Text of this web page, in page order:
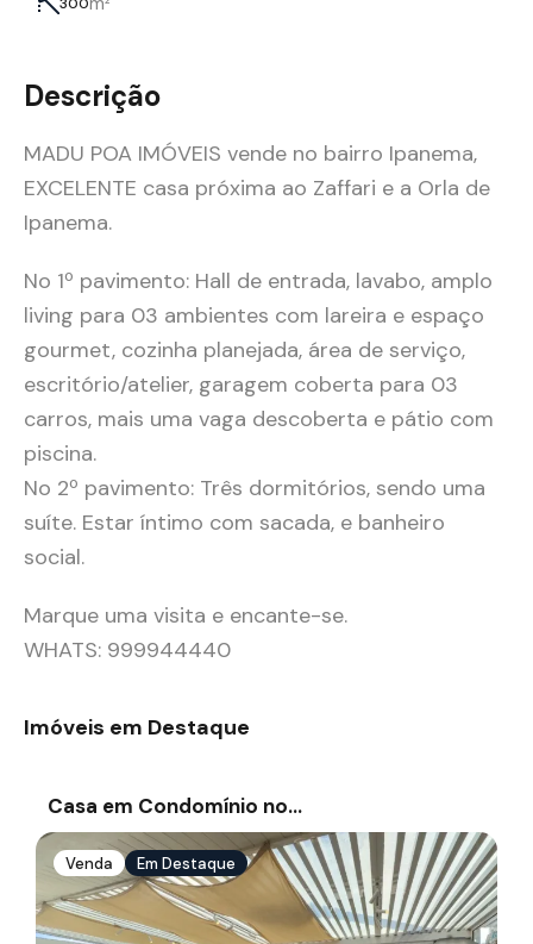
Descrição
MADU POA IMÓVEIS vende no bairro Ipanema,
EXCELENTE casa próxima ao Zaffari e a Orla de
Ipanema.
No 1º pavimento: Hall de entrada, lavabo, amplo
living para 03 ambientes com lareira e espaço
gourmet, cozinha planejada, área de serviço,
escritório/atelier, garagem coberta para 03
carros, mais uma vaga descoberta e pátio com
piscina.
No 2º pavimento: Três dormitórios, sendo uma
suíte. Estar íntimo com sacada, e banheiro
social.
Marque uma visita e encante-se.
WHATS: 999944440
Imóveis em Destaque
Casa em Condomínio no…
Venda Em Destaque